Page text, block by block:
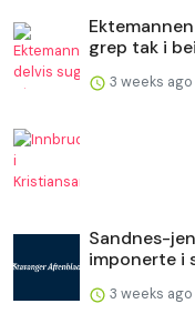
grep tak i
3 weeks ago
Sandnes-
imponerte i
3 weeks ago